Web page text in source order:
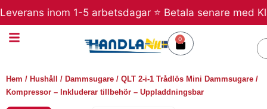
till
innehåll
inom 1-5 arbetsdagar ⭐ Betala senare med
0
Varukorg
Hem / Hushåll / Dammsugare / QLT 2-i-1 Trådlös Mini Dammsugare /
Kompressor – Inkluderar tillbehör – Uppladdningsbar